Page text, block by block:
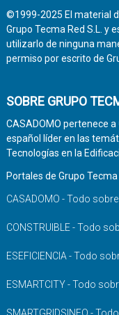
©1999-2025 El material
Grupo Tecma Red S.L. y
utilizarlo de ninguna
permiso por escrito de
SOBRE GRUPO
CASADOMO pertenece a
español líder en las
Tecnologías en la
Portales de Grupo Tecma
CASADOMO - Todo
CONSTRUIBLE - Todo
ESEFICIENCIA - Todo
ESMARTCITY - Todo
SMARTGRIDSINFO -